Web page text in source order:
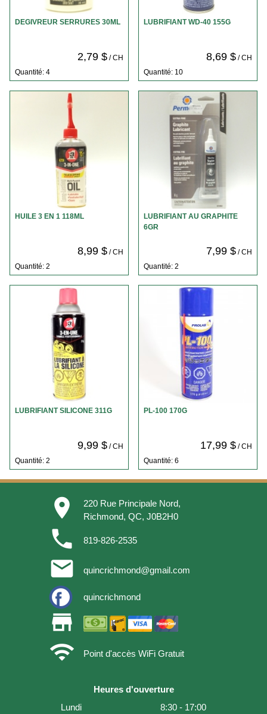
DEGIVREUR SERRURES 30ML
2,79 $/ CH
Quantité: 4
LUBRIFIANT WD-40 155G
8,69 $/ CH
Quantité: 10
HUILE 3 EN 1 118ML
8,99 $/ CH
Quantité: 2
LUBRIFIANT AU GRAPHITE
6GR
7,99 $/ CH
Quantité: 2
LUBRIFIANT SILICONE 311G
9,99 $/ CH
Quantité: 2
PL-100 170G
17,99 $/ CH
Quantité: 6
place
220 Rue Principale Nord,
Richmond, QC, J0B2H0
phone 819-826-2535
email quincrichmond@gmail.com
quincrichmond
store
wifi
Point d'accès WiFi Gratuit
Heures d'ouverture
Lundi
8:30 - 17:00